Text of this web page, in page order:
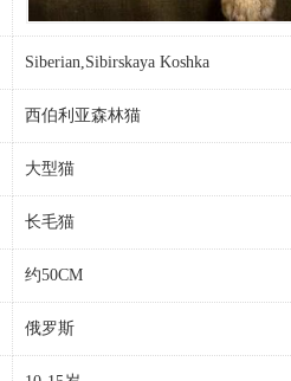
Siberian,Sibirskaya Koshka
西伯利亚森林猫
大型猫
长毛猫
约50CM
俄罗斯